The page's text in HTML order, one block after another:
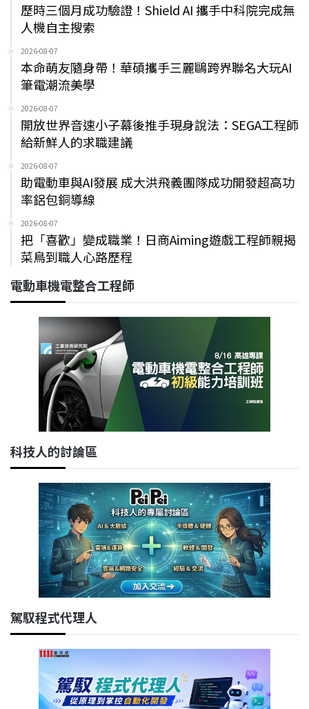
歷時三個月成功驗證！Shield AI 攜手中科院完成無
人機自主搜索
2026-08-07
本命萌友隨身帶！華碩攜手三麗鷗跨界聯名大玩AI
筆電潮流美學
2026-08-07
開放世界音速小子幕後推手現身說法：SEGA工程師
給新鮮人的求職建議
2026-08-07
助電動車與AI發展 成大洪飛義團隊成功開發超高功
率鋁包銅導線
2026-08-07
把「喜歡」變成職業！日商Aiming遊戲工程師親揭
菜鳥到職人心路歷程
電動車機電整合工程師
科技人的討論區
駕馭程式代理人